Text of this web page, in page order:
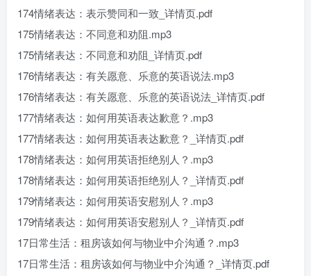
174情绪表达：表示赞同和一致_详情页.pdf
175情绪表达：不同意和劝阻.mp3
175情绪表达：不同意和劝阻_详情页.pdf
176情绪表达：有关愿意、乐意的英语说法.mp3
176情绪表达：有关愿意、乐意的英语说法_详情页.pdf
177情绪表达：如何用英语表达歉意？.mp3
177情绪表达：如何用英语表达歉意？_详情页.pdf
178情绪表达：如何用英语拒绝别人？.mp3
178情绪表达：如何用英语拒绝别人？_详情页.pdf
179情绪表达：如何用英语安慰别人？.mp3
179情绪表达：如何用英语安慰别人？_详情页.pdf
17日常生活：租房该如何与物业中介沟通？.mp3
17日常生活：租房该如何与物业中介沟通？_详情页.pdf